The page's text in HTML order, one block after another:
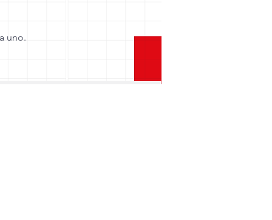
uno.